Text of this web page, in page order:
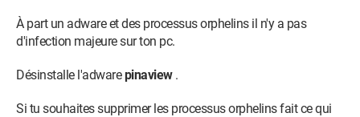
À part un adware et des processus orphelins il n'y a pas
d'infection majeure sur ton pc.
Désinstalle l'adwarepinaview .
Si tu souhaites supprimer les processus orphelins fait ce qui